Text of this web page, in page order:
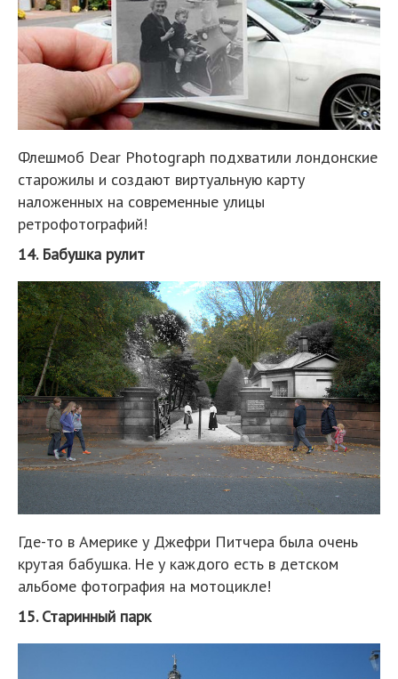
Флешмоб Dear Photograph подхватили лондонские
старожилы и создают виртуальную карту
наложенных на современные улицы
ретрофотографий!
14. Бабушка рулит
Где-то в Америке у Джефри Питчера была очень
крутая бабушка. Не у каждого есть в детском
альбоме фотография на мотоцикле!
15. Старинный парк